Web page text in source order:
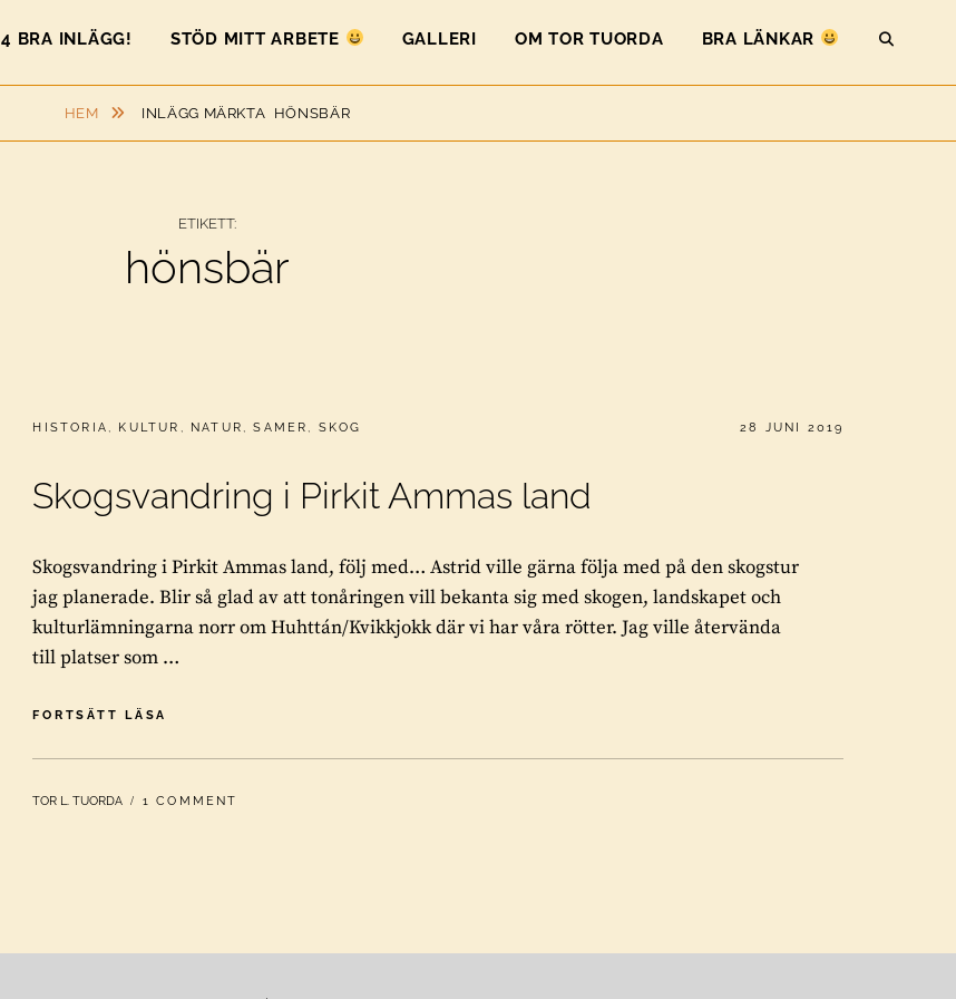
4 BRA INLÄGG! STÖD MITT ARBETE GALLERI OM TOR TUORDA BRA LÄNKAR
HEM INLÄGG MÄRKTA HÖNSBÄR
ETIKETT:
hönsbär
CATEGORIES:
HISTORIA , KULTUR , NATUR ,SAMER , SKOG PUBLICERAT
28 JUNI 2019
Skogsvandring i Pirkit Ammas land
Skogsvandring i Pirkit Ammas land, följ med… Astrid ville gärna följa med på den skogstur
jag planerade. Blir så glad av att tonåringen vill bekanta sig med skogen, landskapet och
kulturlämningarna norr om Huhttán/Kvikkjokk där vi har våra rötter. Jag ville återvända
till platser som …
FORTSÄTT LÄSA
PIRKIT
LAND
BY
TOR L. TUORDA 1 COMMENT